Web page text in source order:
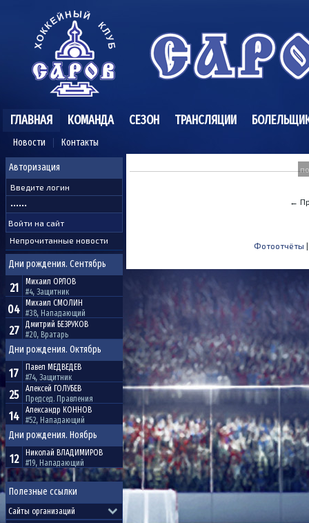
ГЛАВНАЯ
Новости Контакты
КОМАНДА СЕЗОН ТРАНСЛЯЦИИ
Авторизация
Непрочитанные новости
Дни рождения. Сентябрь
21 Михаил ОРЛОВ
#4, Защитник
04 Михаил СМОЛИН
#38, Нападающий
27 Дмитрий БЕЗРУКОВ
#20, Вратарь
Дни рождения. Октябрь
17 Павел МЕДВЕДЕВ
#74, Защитник
25 Алексей ГОЛУБЕВ
Председ. Правления
14 Александр КОННОВ
#52, Нападающий
Дни рождения. Ноябрь
12 Николай ВЛАДИМИРОВ
#19, Нападающий
Полезные ссылки
←
Фотоотчёты